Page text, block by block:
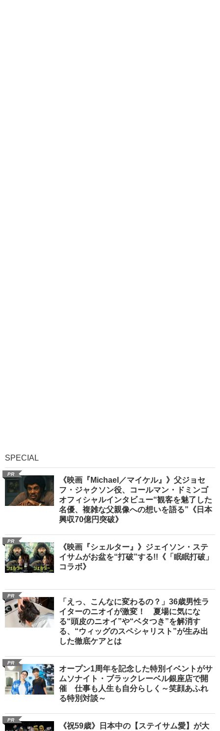
SPECIAL
PR
《映画『Michael／マイケル』》父ジョセ
フ・ジャクソン役、コールマン・ドミンゴ
オフィシャルインタビュー“観客を魅了した
名優、複雑な父親像への想いを語る”《日本
興収70億円突破》
PR
《映画『シェルター』》ジェイソン・ステ
イサムがお盆を“打破”する!!《「眠眠打破」
コラボ》
PR
「えっ、こんなに変わるの？」36歳男性ラ
イターのニオイが激変！ 夏場に気にな
る“頭皮のニオイ”や“ベタつき”を解消す
る、“ウィッグのスペシャリスト”が生み出
した徹底ケアとは
PR
オープン1周年を記念した特別イベントがサ
ムソナイト・ブラックレーベル銀座店で開
催 仕事も人生も自分らしく～笑顔あふれ
る特別対談～
PR
《祝59歳》日本中の【ステイサム愛】が大